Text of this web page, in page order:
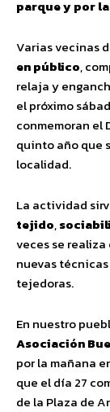
parque y por
Varias vecinas
en público,
relaja y
el próximo
conmemoran el
quinto año que
localidad.
La actividad
tejido,
veces se
nuevas
tejedoras.
En nuestro
Asociación
por la mañana
que el día 27
de la Plaza de